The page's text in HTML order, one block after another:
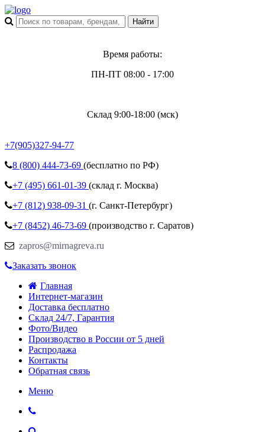
Время работы:
ПН-ПТ 08:00 - 17:00
Склад 9:00-18:00 (мск)
+7(905)327-94-77
8 (800) 444-73-69 (бесплатно по РФ)
+7 (495) 661-01-39 (склад г. Москва)
+7 (812) 938-09-31 (г. Санкт-Петербург)
+7 (8452) 46-73-69 (производство г. Саратов)
zapros@mirnagreva.ru
Заказать звонок
Главная
Интернет-магазин
Доставка бесплатно
Склад 24/7, Гарантия
Фото/Видео
Производство в России от 5 дней
Распродажа
Контакты
Обратная связь
Меню